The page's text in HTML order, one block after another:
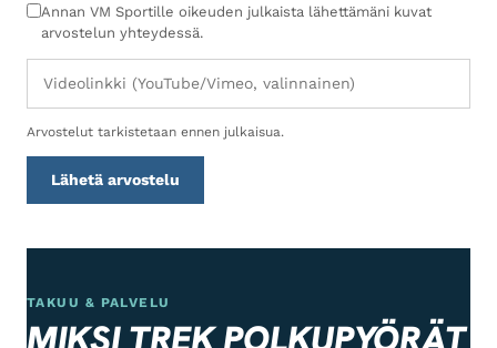
Annan VM Sportille oikeuden julkaista lähettämäni kuvat
arvostelun yhteydessä.
Arvostelut tarkistetaan ennen julkaisua.
Lähetä arvostelu
TAKUU & PALVELU